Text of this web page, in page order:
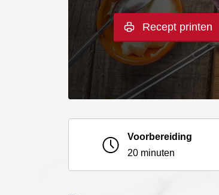
Recept printen
Voorbereiding
20 minuten